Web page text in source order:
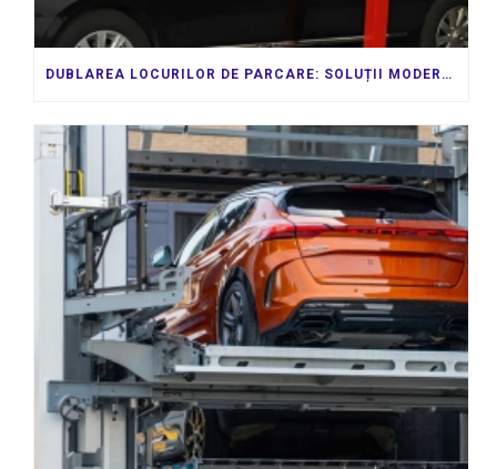
DUBLAREA LOCURILOR DE PARCARE: SOLUȚII MODERNE PENTRU SPAȚII URBANE LIMITATE